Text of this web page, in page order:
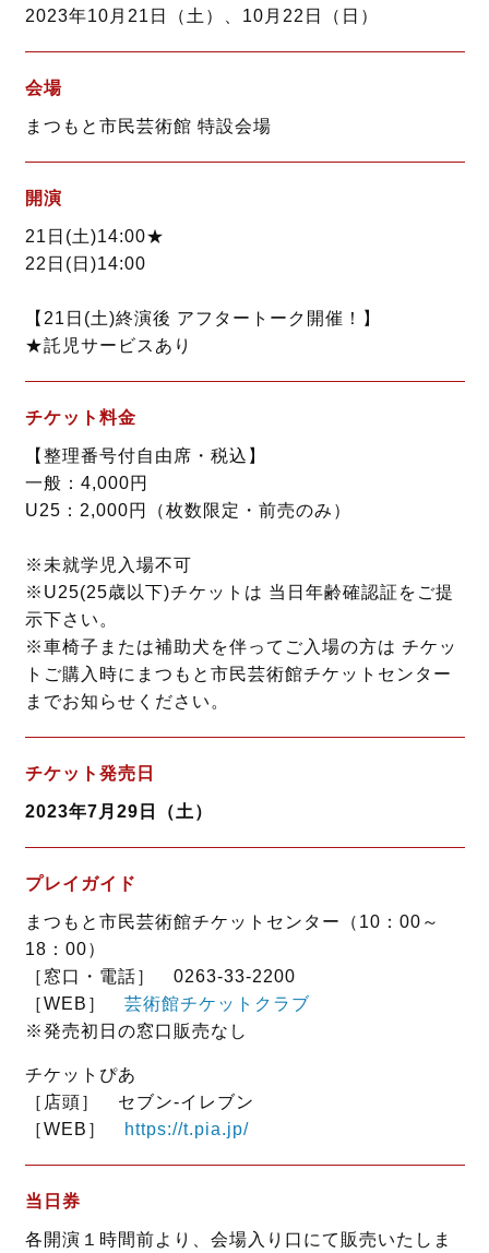
2023年10月21日（土）、10月22日（日）
会場
まつもと市民芸術館 特設会場
開演
21日(土)14:00★
22日(日)14:00
【21日(土)終演後 アフタートーク開催！】
★託児サービスあり
チケット料金
【整理番号付自由席・税込】
一般：4,000円
U25：2,000円（枚数限定・前売のみ）
※未就学児入場不可
※U25(25歳以下)チケットは 当日年齢確認証をご提
示下さい。
※車椅子または補助犬を伴ってご入場の方は チケッ
トご購入時にまつもと市民芸術館チケットセンター
までお知らせください。
チケット発売日
2023年7月29日（土）
プレイガイド
まつもと市民芸術館チケットセンター（10：00～
18：00）
［窓口・電話］ 0263-33-2200
［WEB］ 芸術館チケットクラブ
※発売初日の窓口販売なし
チケットぴあ
［店頭］ セブン‐イレブン
［WEB］
https://t.pia.jp/
当日券
各開演１時間前より、会場入り口にて販売いたしま